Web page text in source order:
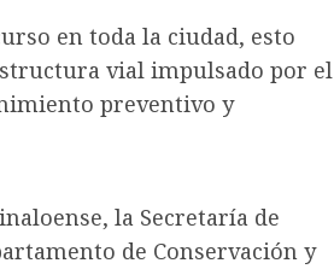
en toda la ciudad, esto
vial impulsado por el
preventivo y
la Secretaría de
de Conservación y